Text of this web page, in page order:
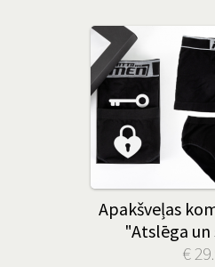
Apakšveļas
"Atslēga
€